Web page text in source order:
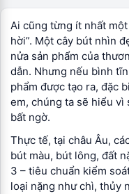
Ai cũng từng ít nhất
hời”. Một cây bút nhìn
nửa sản phẩm của
dẫn. Nhưng nếu bình
phẩm được tạo ra, đặc
em, chúng ta sẽ hiểu vì
bất ngờ.
Thực tế, tại châu Âu,
bút màu, bút lông, đất
3 – tiêu chuẩn kiểm
loại nặng như chì, thủy